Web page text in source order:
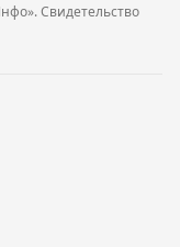
Cвидетельство